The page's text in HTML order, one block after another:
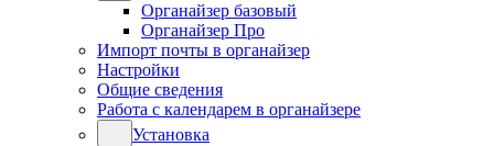
Органайзер базовый
Органайзер Про
Импорт почты в органайзер
Настройки
Общие сведения
Работа с календарем в органайзере
Установка